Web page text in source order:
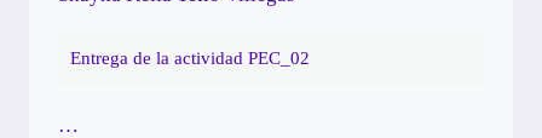
Entrega de la actividad PEC_02
…